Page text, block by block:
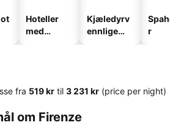
Hoteller
med
Kjæledyrv
ennlige
r
fra ‎519 kr til ‎3 231 kr (price per night)
om Firenze